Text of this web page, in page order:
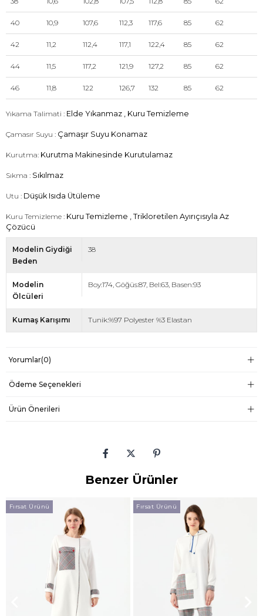
40 10,9 107,6 112,3 117,6 85 62
42 11,2 112,4 117,1 122,4 85 62
44 11,5 117,2 121,9 127,2 85 62
46 11,8 122 126,7 132 85 62
Yıkama Talimati : Elde Yıkanmaz , Kuru Temizleme
Çamasır Suyu : Çamaşır Suyu Konamaz
Kurutma: Kurutma Makinesinde Kurutulamaz
Sıkma : Sıkılmaz
Utu : Düşük Isıda Ütüleme
Kuru Temizleme : Kuru Temizleme , Trikloretilen Ayırıçısıyla Az
Çözücü
Modelin Giydiği
Beden
38
Modelin
Ölcüleri
Boy:174, Göğüs:87, Bel:63, Basen:93
Kumaş Karışımı Tunik:%97 Polyester %3 Elastan
Yorumlar(0)
Ödeme Seçenekleri
Ürün Önerileri
Benzer Ürünler
Fırsat Ürünü Fırsat Ürünü